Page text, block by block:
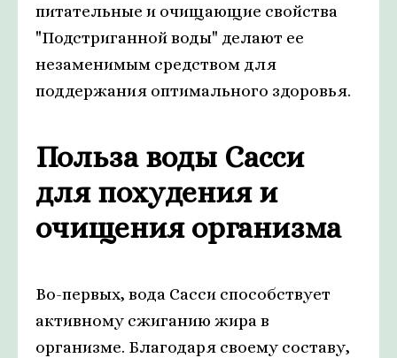
питательные и очищающие свойства
"Подстриганной воды" делают ее
незаменимым средством для
поддержания оптимального здоровья.
Польза воды Сасси
для похудения и
очищения организма
Во-первых, вода Сасси способствует
активному сжиганию жира в
организме. Благодаря своему составу,